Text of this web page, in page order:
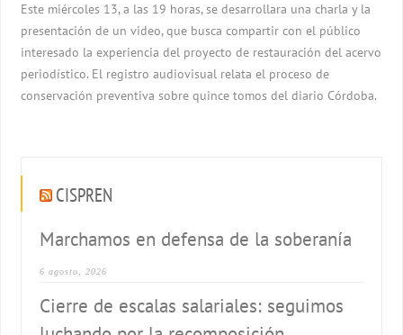
Este miércoles 13, a las 19 horas, se desarrollara una charla y la
presentación de un video, que busca compartir con el público
interesado la experiencia del proyecto de restauración del acervo
periodístico. El registro audiovisual relata el proceso de
conservación preventiva sobre quince tomos del diario Córdoba.
CISPREN
Marchamos en defensa de la soberanía
6 agosto, 2026
Cierre de escalas salariales: seguimos